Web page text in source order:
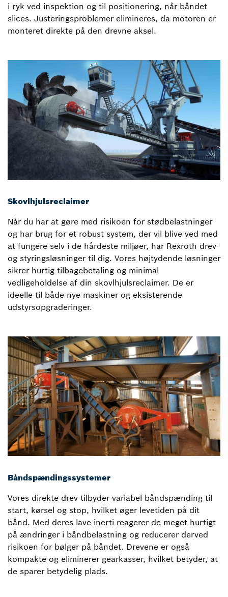
i ryk ved inspektion og til positionering, når båndet
slices. Justeringsproblemer elimineres, da motoren er
monteret direkte på den drevne aksel.
Skovlhjulsreclaimer
Når du har at gøre med risikoen for stødbelastninger
og har brug for et robust system, der vil blive ved med
at fungere selv i de hårdeste miljøer, har Rexroth drev-
og styringsløsninger til dig. Vores højtydende løsninger
sikrer hurtig tilbagebetaling og minimal
vedligeholdelse af din skovlhjulsreclaimer. De er
ideelle til både nye maskiner og eksisterende
udstyrsopgraderinger.
Båndspændingssystemer
Vores direkte drev tilbyder variabel båndspænding til
start, kørsel og stop, hvilket øger levetiden på dit
bånd. Med deres lave inerti reagerer de meget hurtigt
på ændringer i båndbelastning og reducerer derved
risikoen for bølger på båndet. Drevene er også
kompakte og eliminerer gearkasser, hvilket betyder, at
de sparer betydelig plads.